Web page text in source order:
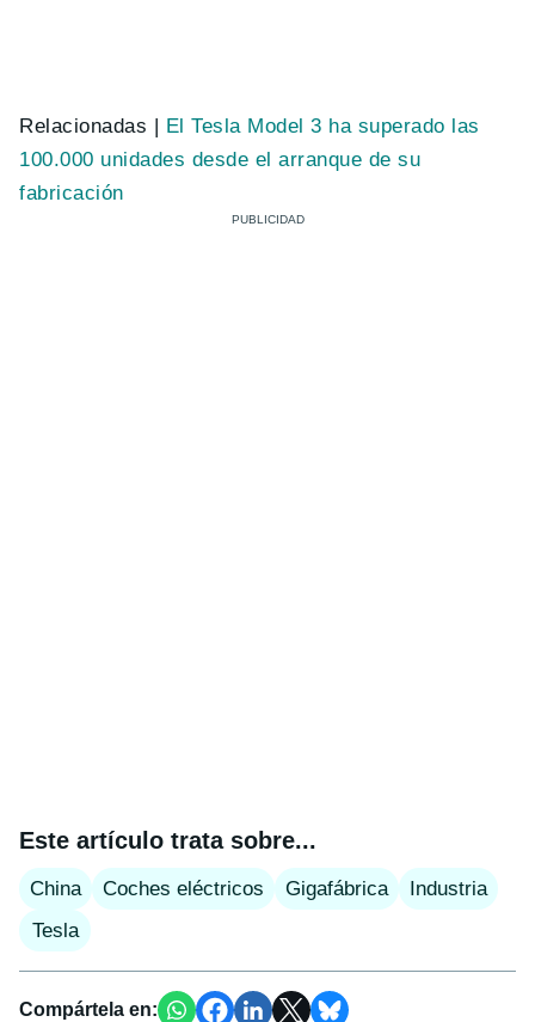
Relacionadas |
El Tesla Model 3 ha superado las
100.000 unidades desde el arranque de su
fabricación
Este artículo trata sobre...
China Coches eléctricos Gigafábrica
Industria
Tesla
Compártela en: